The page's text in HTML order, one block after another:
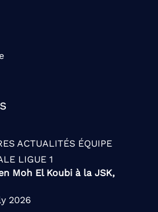
ACTUALITÉS ÉQUIPE
LIGUE 1
Moh El Koubi à la JSK,
2026